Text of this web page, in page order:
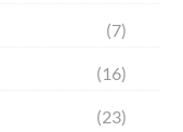
(7)
(16)
(23)